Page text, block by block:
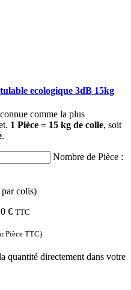
ecologique 3dB 15kg
comme la plus
1 Pièce = 15 kg de colle, soit
.
Nombre de Pièce :
colis)
€ TTC
Pièce TTC)
quantité directement dans votre